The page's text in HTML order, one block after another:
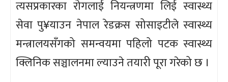
त्यसप्रकारका रोगलाई नियन्त्रणमा लिई स्वास्थ्य
सेवा पु¥याउन नेपाल रेडक्रस सोसाइटीले स्वास्थ्य
मन्त्रालयसँगको समन्वयमा पहिलो पटक स्वास्थ्य
क्लिनिक सञ्चालनमा ल्याउने तयारी पूरा गरेको छ ।